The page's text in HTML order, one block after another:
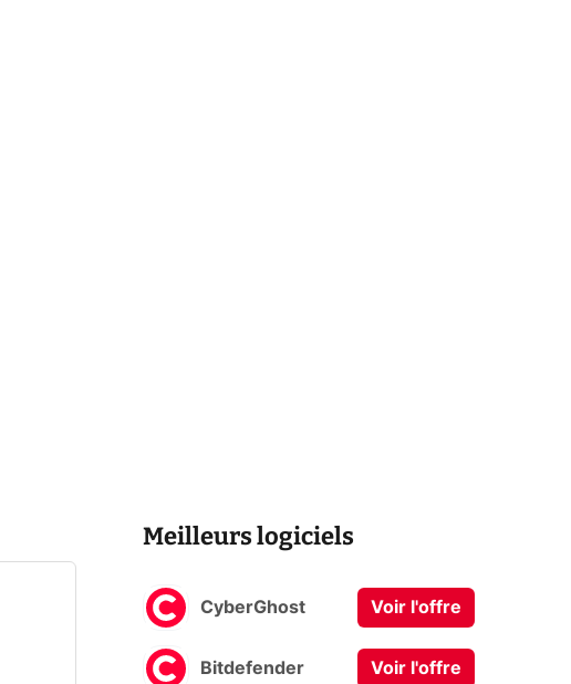
Meilleurs logiciels
CyberGhost Voir l'offre
Bitdefender Voir l'offre